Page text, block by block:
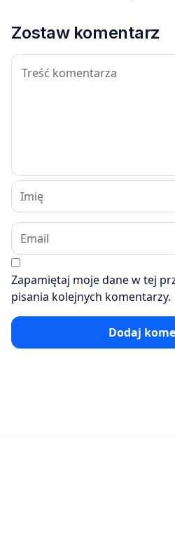
Zostaw komentarz
Zapamiętaj moje dane w tej
pisania kolejnych komentarzy.
Dodaj